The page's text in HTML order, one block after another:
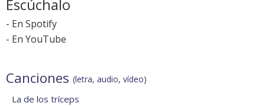
Escúchalo
- En Spotify
- En YouTube
Canciones (letra, audio, vídeo)
La de los tríceps